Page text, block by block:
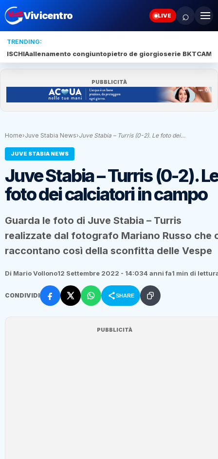
Vivicentro LIVE ⌕
TRENDING:
ISCHIAallenamento congiuntopietro de giorgioserie BKT
PUBBLICITÀ
Home›Juve Stabia News›Juve Stabia – Turris (0-2). Le foto dei…
JUVE STABIA NEWS
Juve Stabia – Turris (0-2).
foto dei calciatori in campo
Guarda le foto di Juve Stabia – Turris
realizzate dal fotografo Mariano Russo che
raccontano così della sconfitta delle Vespe
Di Mario Vollono12 Settembre 2022 - 14:034 anni fa1 min di
CONDIVIDI SHARE
PUBBLICITÀ